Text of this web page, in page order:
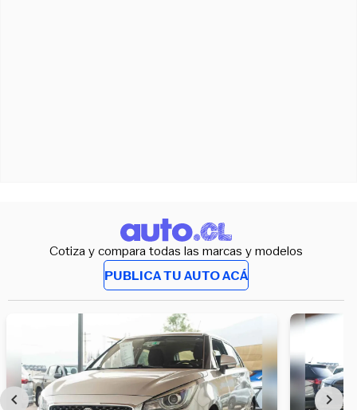
Cotiza y compara todas las marcas y modelos
PUBLICA TU AUTO ACÁ